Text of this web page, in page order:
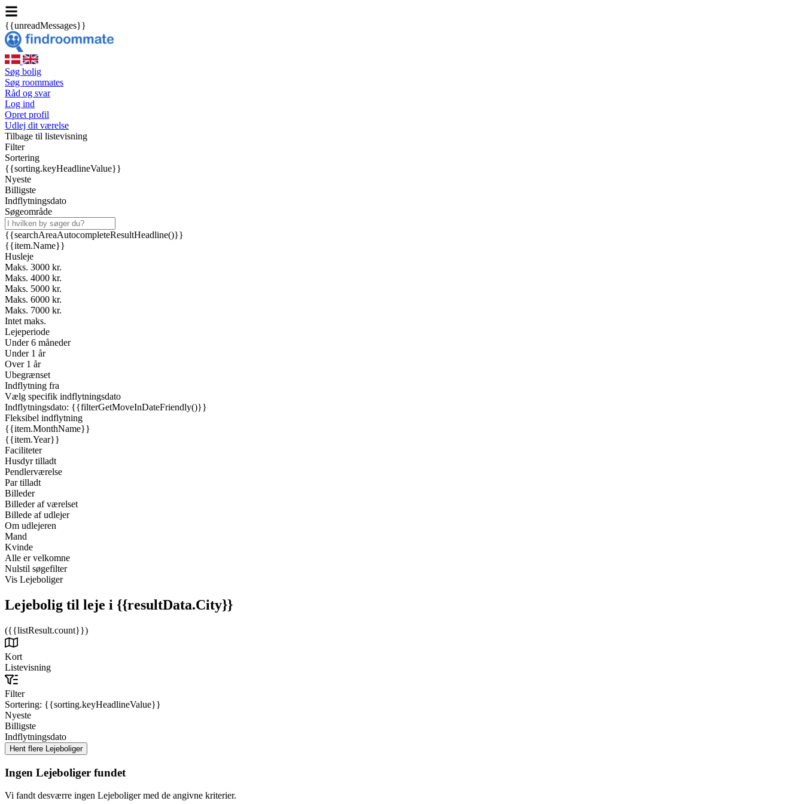
{{unreadMessages}}
Søg bolig
Søg roommates
Råd og svar
Log ind
Opret profil
Udlej dit værelse
Tilbage til listevisning
Filter
Sortering
{{sorting.keyHeadlineValue}}
Nyeste
Billigste
Indflytningsdato
Søgeområde
{{searchAreaAutocompleteResultHeadline()}}
{{item.Name}}
Husleje
Maks. 3000 kr.
Maks. 4000 kr.
Maks. 5000 kr.
Maks. 6000 kr.
Maks. 7000 kr.
Intet maks.
Lejeperiode
Under 6 måneder
Under 1 år
Over 1 år
Ubegrænset
Indflytning fra
Vælg specifik indflytningsdato
Indflytningsdato: {{filterGetMoveInDateFriendly()}}
Fleksibel indflytning
{{item.MonthName}}
{{item.Year}}
Faciliteter
Husdyr tilladt
Pendlerværelse
Par tilladt
Billeder
Billeder af værelset
Billede af udlejer
Om udlejeren
Mand
Kvinde
Alle er velkomne
Nulstil søgefilter
Vis Lejeboliger
Lejebolig til leje i {{resultData.City}}
({{listResult.count}})
Kort
Listevisning
Filter
Sortering: {{sorting.keyHeadlineValue}}
Nyeste
Billigste
Indflytningsdato
Ingen Lejeboliger fundet
Vi fandt desværre ingen Lejeboliger med de angivne kriterier.